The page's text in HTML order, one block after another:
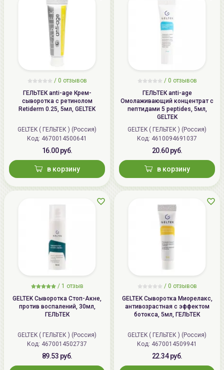
/ 0 отзывов
ГЕЛЬТЕК anti-age Крем-
сыворотка с ретинолом
Retiderm 0.25, 5мл, GELTEK
GELTEK ( ГЕЛЬТЕК ) (Россия)
Код: 4670014500641
16.00 руб.
в корзину
/ 0 отзывов
ГЕЛЬТЕК anti-age
Омолаживающий концентрат с
пептидами 5 peptides, 5мл,
GELTEK
GELTEK ( ГЕЛЬТЕК ) (Россия)
Код: 4610094691037
20.60 руб.
в корзину
/ 1 отзыв
GELTEK Сыворотка Стоп-Акне,
против воспалений, 30мл,
ГЕЛЬТЕК
GELTEK ( ГЕЛЬТЕК ) (Россия)
Код: 4670014502737
89.53 руб.
/ 0 отзывов
GELTEK Сыворотка Миорелакс,
антивозрастная с эффектом
ботокса, 5мл, ГЕЛЬТЕК
GELTEK ( ГЕЛЬТЕК ) (Россия)
Код: 4670014509941
22.34 руб.